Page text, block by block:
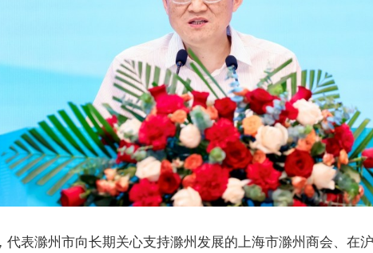
表滁州市向长期关心支持滁州发展的上海市滁州商会、在